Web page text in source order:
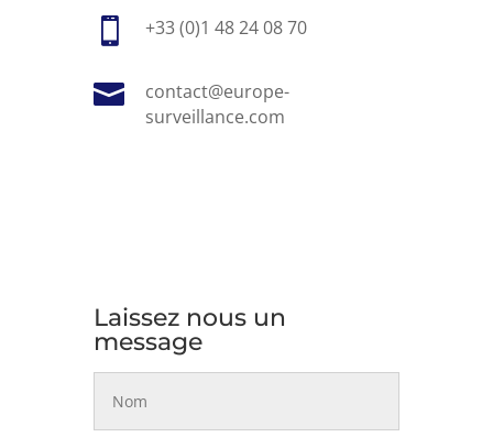
 +33 (0)1 48 24 08 70

contact@europe-
surveillance.com
Laissez nous un
message